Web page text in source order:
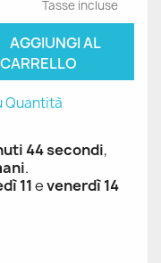
Tasse incluse
CARRELLO
Quantità
44 secondi,
.
11evenerdì 14